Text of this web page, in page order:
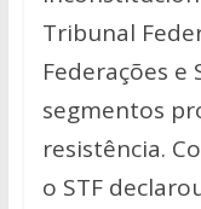
Tribunal
Federações e
segmentos
resistência.
o STF